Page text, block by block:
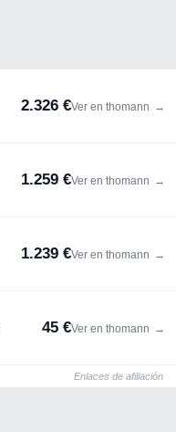
2.326 €Ver en thomann →
1.259 €Ver en thomann →
1.239 €Ver en thomann →
45 €Ver en thomann →
Enlaces de afiliación